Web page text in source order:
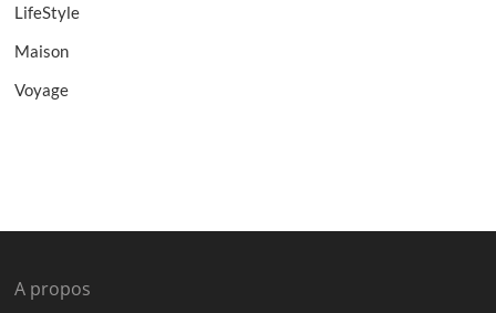
LifeStyle
Maison
Voyage
A propos